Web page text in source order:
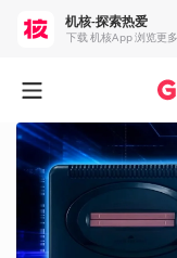
机核-探索热爱
下载 机核App 浏览更